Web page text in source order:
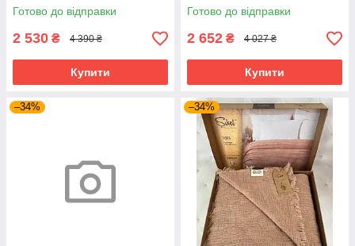
Готово до відправки
2 530 ₴ 4 390 ₴
Купити
Готово до відправки
2 652 ₴ 4 027 ₴
Купити
–34% –34%